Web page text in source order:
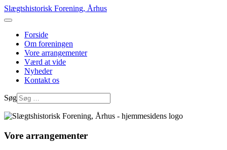
Slægtshistorisk Forening, Århus
Forside
Om foreningen
Vore arrangementer
Værd at vide
Nyheder
Kontakt os
Søg
Vore arrangementer